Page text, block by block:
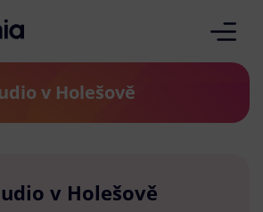
v Holešově
v Holešově